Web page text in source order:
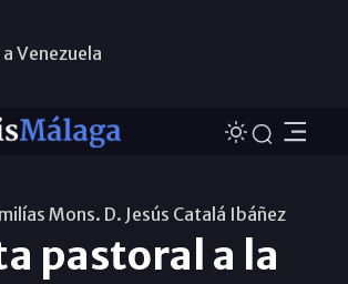
Venezuela
Mons. D. Jesús Catalá Ibáñez
pastoral a la